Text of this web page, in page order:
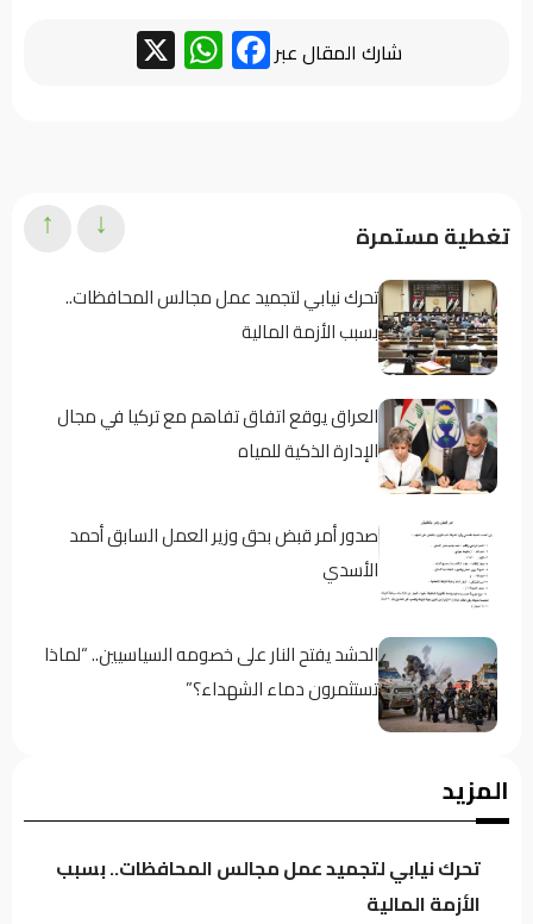
شارك المقال عبر Facebook
WhatsApp
تغطية مستمرة
تحرك نيابي لتجميد عمل مجالس المحافظات..
بسبب الأزمة المالية
العراق يوقع اتفاق تفاهم مع تركيا في مجال
الإدارة الذكية للمياه
صدور أمر قبض بحق وزير العمل السابق أحمد
الأسدي
الحشد يفتح النار على خصومه السياسيين.. “لماذا
تستثمرون دماء الشهداء؟”
مصادر: عودة قيادات بارزة إلى ائتلاف السوداني..
↓
↑
المزيد
تحرك نيابي لتجميد عمل مجالس المحافظات.. بسبب
الأزمة المالية